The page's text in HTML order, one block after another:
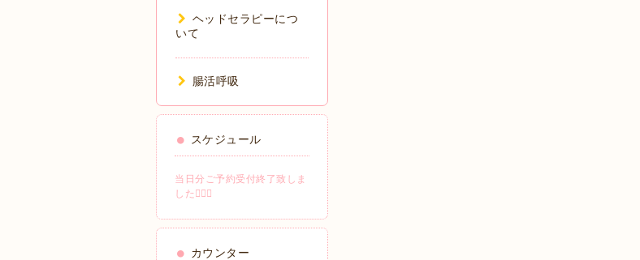
ヘッドセラピーにつ
いて
腸活呼吸
スケジュール
当日分ご予約受付終了致しま
した🙇🏻‍♀️
カウンター